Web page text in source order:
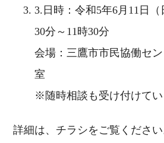
3.日時：令和5年6月11日
30分～11時30分
会場：三鷹市市民協働セ
室
※随時相談も受け付けてい
詳細は、チラシをご覧ください